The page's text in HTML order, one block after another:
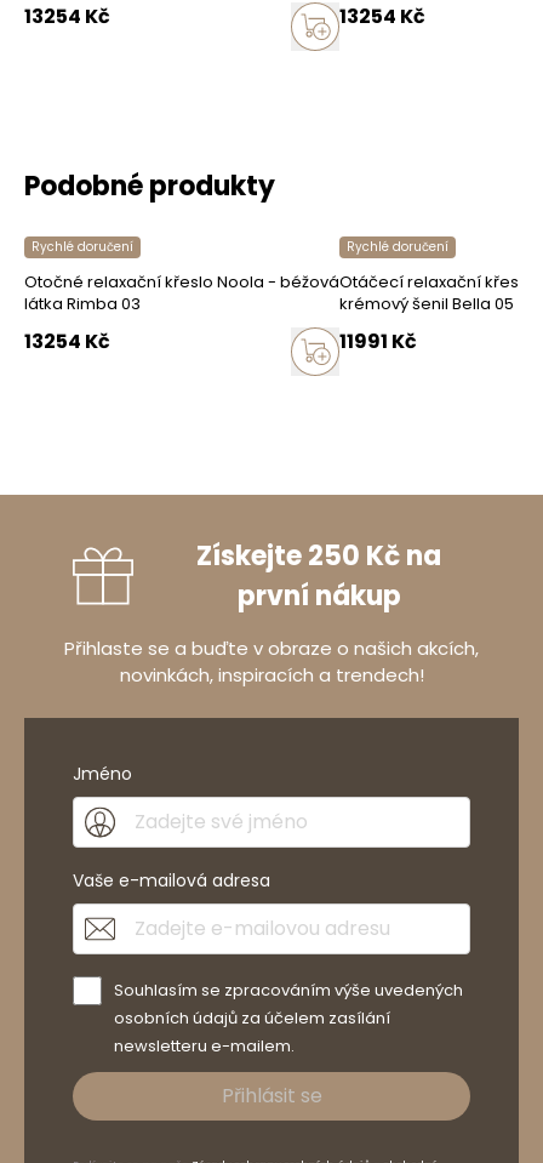
13254 Kč 13254 Kč
Podobné produkty
Rychlé doručení
Otočné relaxační křeslo Noola - béžová
látka Rimba 03
13254 Kč
Rychlé doručení
Otáčecí relaxační křeslo
krémový šenil Bella 05
11991 Kč
Získejte 250 Kč na
první nákup
Přihlaste se a buďte v obraze o našich akcích,
novinkách, inspiracích a trendech!
Jméno
Vaše e-mailová adresa
Souhlasím se zpracováním výše uvedených
osobních údajů za účelem zasílání
newsletteru e-mailem.
Přihlásit se